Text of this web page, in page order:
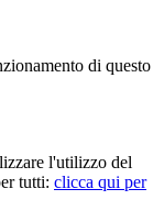
di questo
l'utilizzo del
tutti: clicca qui per